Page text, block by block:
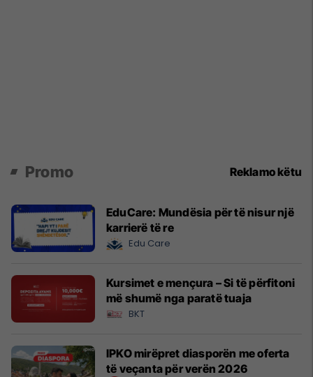
Promo Reklamo këtu
EduCare: Mundësia për të nisur një
karrierë të re
Edu Care
Kursimet e mençura – Si të përfitoni
më shumë nga paratë tuaja
BKT
IPKO mirëpret diasporën me oferta
të veçanta për verën 2026